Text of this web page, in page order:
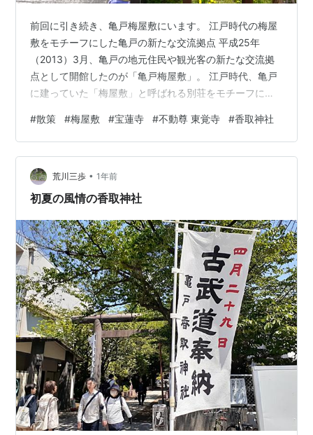
前回に引き続き、亀戸梅屋敷にいます。 江戸時代の梅屋
敷をモチーフにした亀戸の新たな交流拠点 平成25年
（2013）3月、亀戸の地元住民や観光客の新たな交流拠
点として開館したのが「亀戸梅屋敷」。 江戸時代、亀戸
に建っていた「梅屋敷」と呼ばれる別荘をモチーフに建
域交流の拠点として、地元住民や観光客の憩いの場、交
流の場となっています。 浮世絵にも描かれた梅の名所跡
(臥龍梅跡) 旧・梅屋敷は、北十間川の近くの江東区亀戸
3-51-10地先にありました。 梅屋敷は、伊勢屋彦右衛門
の別荘で、多くの梅の木が植えてあったことからこう呼
#散策 #梅屋敷 #宝蓮寺 #不動尊 東覚寺 #香取神社
荒川三歩 • 1年前
初夏の風情の香取神社